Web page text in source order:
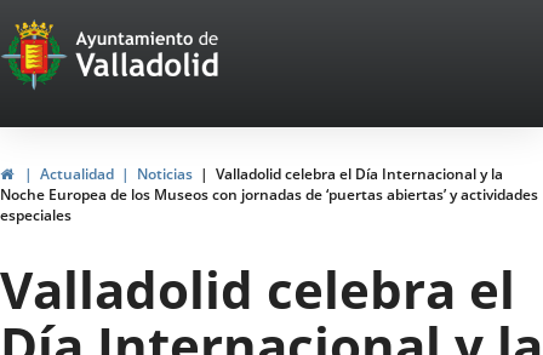
Portal
Web
del
Ayuntamiento
de
Valladolid
InicioActualidad Noticias
Valladolid celebra el Día Internacional y la
Noche Europea de los Museos con jornadas de ‘puertas abiertas’ y actividades
especiales
Valladolid celebra el